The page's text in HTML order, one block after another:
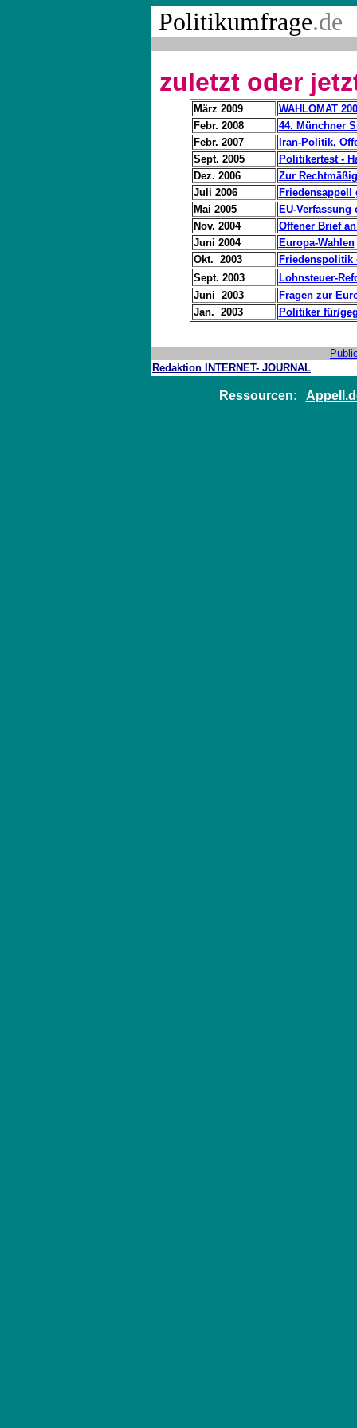
Politikumfrage.de
zuletzt oder
März 2009
WAHLOMAT
Febr. 2008
44. Münchner
Febr. 2007
Iran-Politik,
Sept. 2005
Politikertest -
Dez. 2006
Zur
Juli 2006
Friedensappell
Mai 2005
EU-
Nov. 2004
Offener Brief
Juni 2004
Europa-Wahlen
Okt. 2003
Friedenspolitik
Sept. 2003
Lohnsteuer-
Juni 2003
Fragen zur
Jan. 2003
Politiker für/
Redaktion INTERNET- JOURNAL
Ressourcen: